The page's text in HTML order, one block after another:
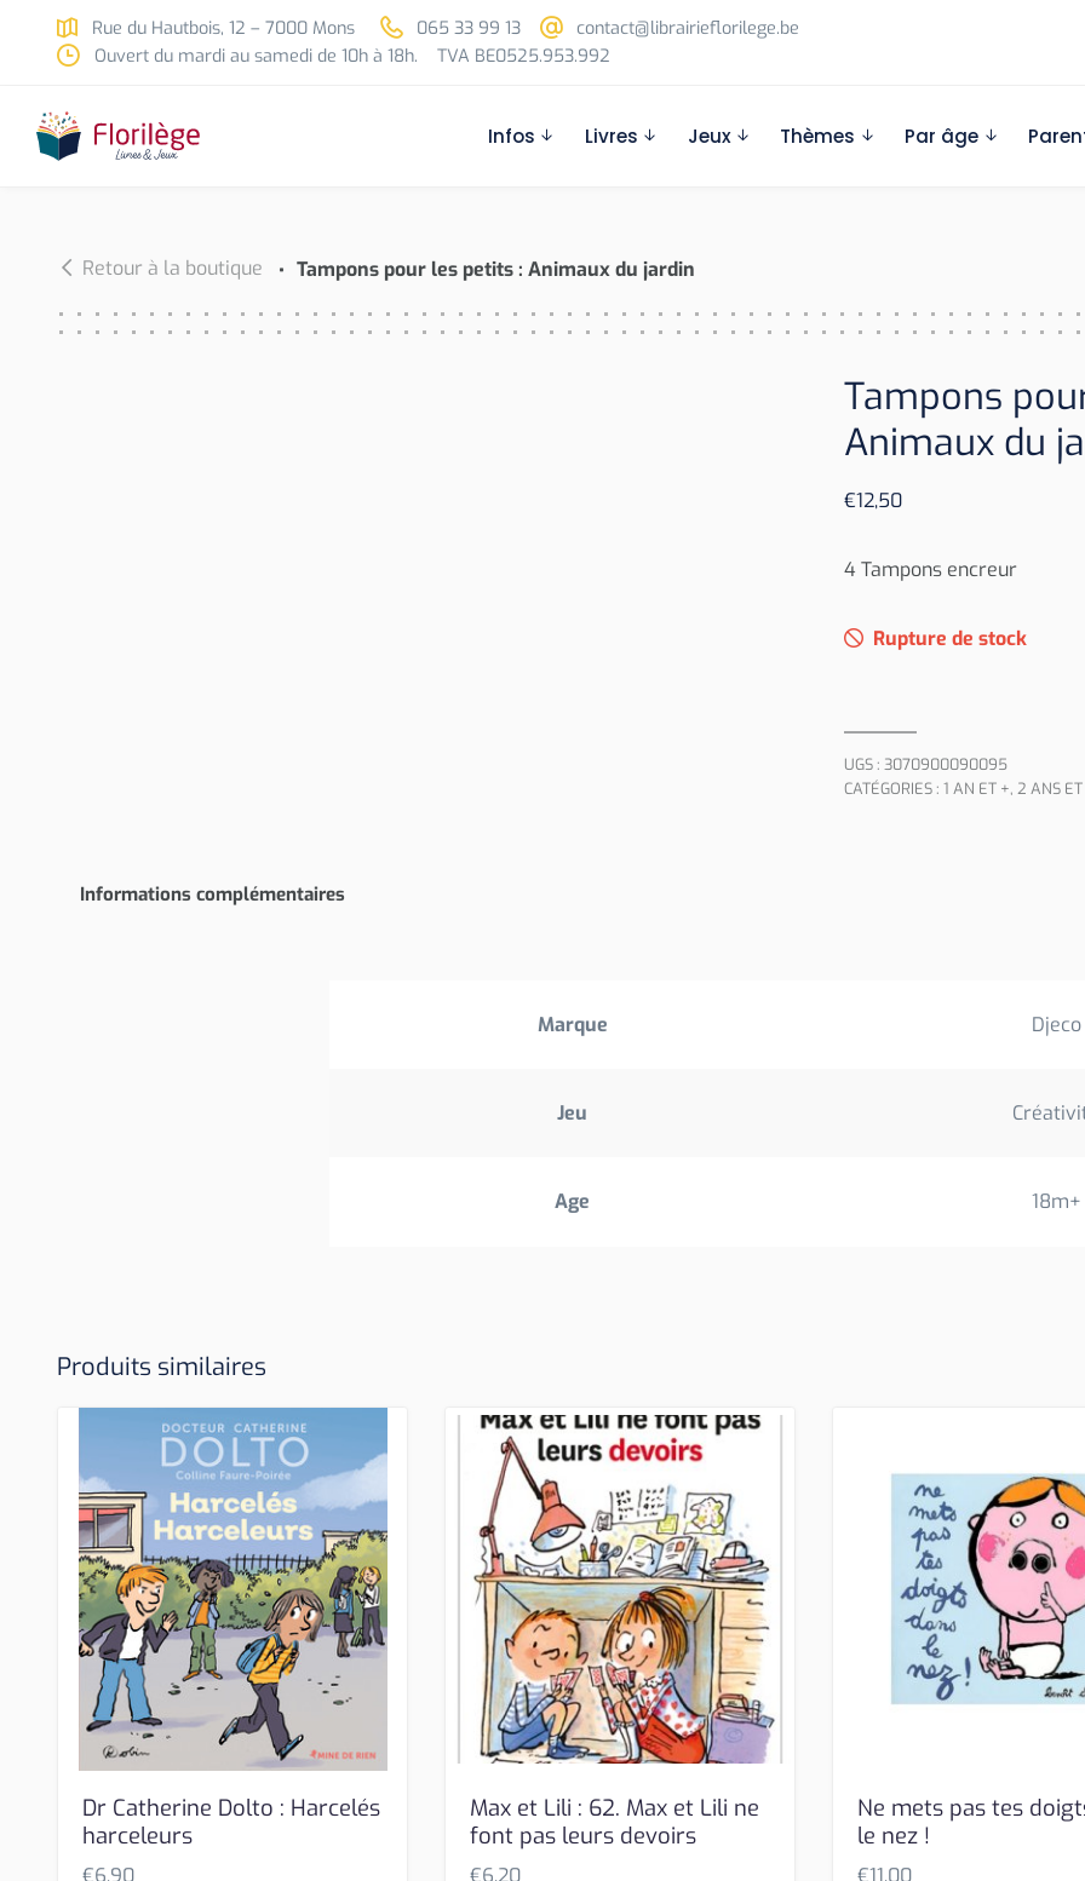
Skip to main content
Rue du Hautbois, 12 – 7000 Mons 065 33 99 13
contact@librairieflorilege.be
Ouvert du mardi au samedi de 10h à 18h.
TVA BE0525.953.992
Infos Livres Jeux Thèmes Par âge
Retour à la boutique Tampons pour les petits : Animaux du jardin
Tampons
Animaux du
€12,50
4 Tampons encreur
Rupture de stock
UGS : 3070900090095
CATÉGORIES : 1 AN ET +, 2 ANS
Informations complémentaires
Marque Djeco
Jeu
Age 18m+
Produits similaires
Dr Catherine Dolto : Harcelés
harceleurs
Max et Lili : 62. Max et Lili ne
font pas leurs devoirs
Ne mets pas tes
le nez !